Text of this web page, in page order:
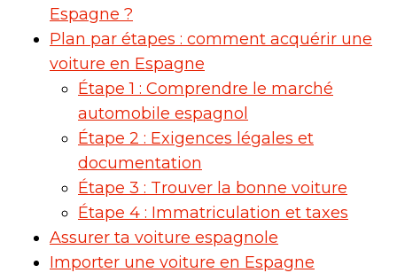
Espagne ?
Plan par étapes : comment acquérir une
voiture en Espagne
Étape 1 : Comprendre le marché
automobile espagnol
Étape 2 : Exigences légales et
documentation
Étape 3 : Trouver la bonne voiture
Étape 4 : Immatriculation et taxes
Assurer ta voiture espagnole
Importer une voiture en Espagne